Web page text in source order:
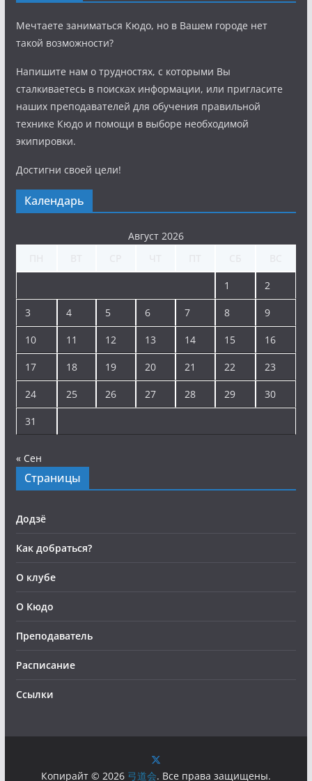
Мечтаете заниматься Кюдо, но в Вашем городе нет
такой возможности?
Напишите нам о трудностях, с которыми Вы
сталкиваетесь в поисках информации, или пригласите
наших преподавателей для обучения правильной
технике Кюдо и помощи в выборе необходимой
экипировки.
Достигни своей цели!
Календарь
Август 2026
1 2
3 4 5 6 7 8 9
10 11 12 13 14 15 16
17 18 19 20 21 22 23
24 25 26 27 28 29 30
31
« Сен
Страницы
Додзё
Как добраться?
О клубе
О Кюдо
Преподаватель
Расписание
Ссылки
Копирайт © 2026 弓道会. Все права защищены.